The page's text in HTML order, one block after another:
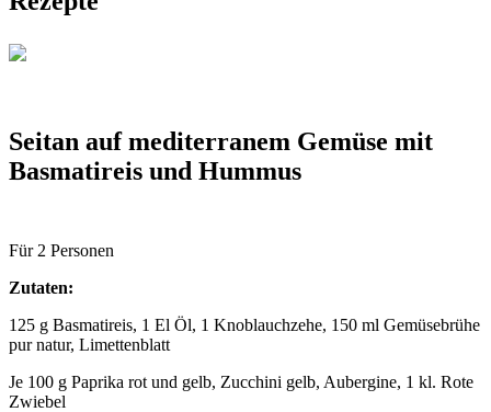
Seitan auf mediterranem Gemüse mit
Basmatireis und Hummus
Für 2 Personen
Zutaten:
125 g Basmatireis, 1 El Öl, 1 Knoblauchzehe, 150 ml Gemüsebrühe
pur natur, Limettenblatt
Je 100 g Paprika rot und gelb, Zucchini gelb, Aubergine, 1 kl. Rote
Zwiebel